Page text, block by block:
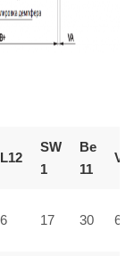
L12
SW
1
Вe
11
VD
6 17 30 6